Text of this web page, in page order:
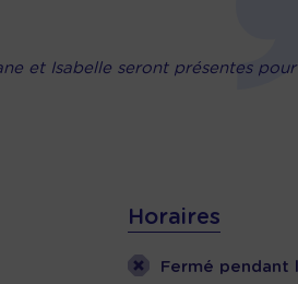
et Isabelle seront présentes
Horaires
Fermé pendant